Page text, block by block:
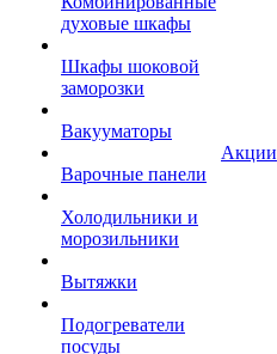
духовые шкафы
Шкафы шоковой
заморозки
Вакууматоры
Варочные панели
Холодильники и
морозильники
Вытяжки
Подогреватели
посуды
Акции